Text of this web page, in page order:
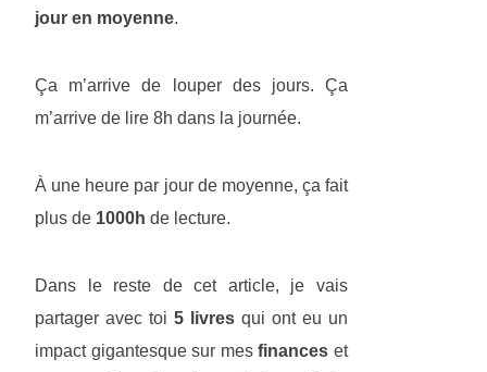
jour en moyenne.
Ça m’arrive de louper des jours. Ça
m’arrive de lire 8h dans la journée.
À une heure par jour de moyenne, ça fait
plus de 1000h de lecture.
Dans le reste de cet article, je vais
partager avec toi 5 livres qui ont eu un
impact gigantesque sur mesfinances et